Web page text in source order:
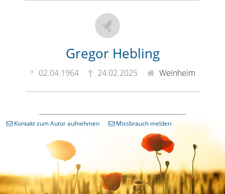
Gregor Hebling
02.04.1964 24.02.2025 Weinheim
Kontakt zum Autor aufnehmen Missbrauch melden